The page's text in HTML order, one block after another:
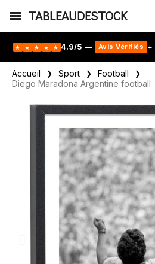
TABLEAUDESTOCK
★ ★ ★ ★ ★ 4.9/5 — Avis Vérifiés +
Accueil Sport
Football
Diego Maradona Argentine football